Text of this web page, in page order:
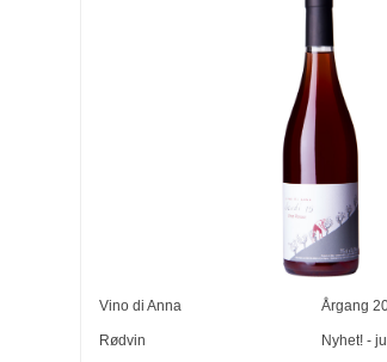
Vino di Anna Årgang
Rødvin Nyhet! -